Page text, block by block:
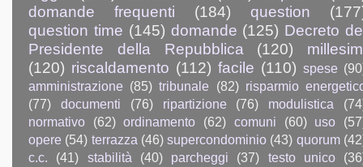
domande frequenti
(184) question
question time (145) domande (125) Decreto
Presidente della Repubblica
(120)
(120) riscaldamento (112) facile (110) spese
amministrazione (85) tribunale (82) risparmio
(77)
documenti (76) ripartizione (76) modulistica
normativo
(62) ordinamento (62) comuni (60) uso
opere (54) terrazza (46) supercondominio (43) quorum
c.c.
(41) stabilità (40) parcheggi (37) testo unico